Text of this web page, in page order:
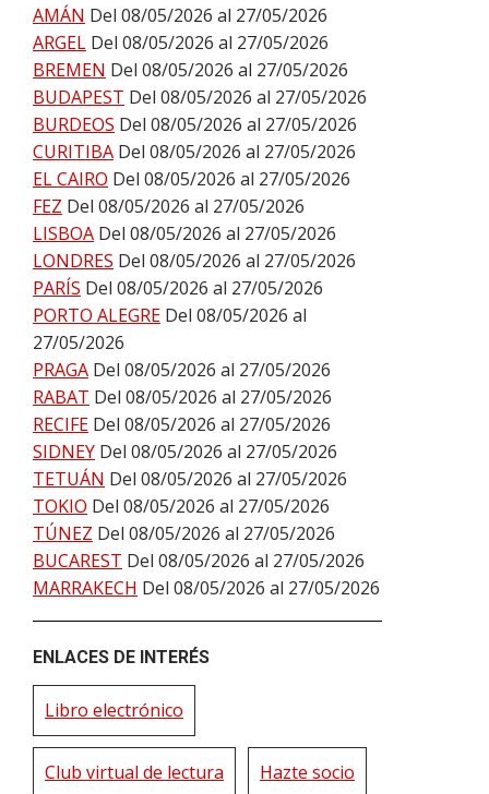
AMÁN Del 08/05/2026 al 27/05/2026
ARGEL Del 08/05/2026 al 27/05/2026
BREMEN Del 08/05/2026 al 27/05/2026
BUDAPEST Del 08/05/2026 al 27/05/2026
BURDEOS Del 08/05/2026 al 27/05/2026
CURITIBA Del 08/05/2026 al 27/05/2026
EL CAIRO Del 08/05/2026 al 27/05/2026
FEZ Del 08/05/2026 al 27/05/2026
LISBOA Del 08/05/2026 al 27/05/2026
LONDRES Del 08/05/2026 al 27/05/2026
PARÍS Del 08/05/2026 al 27/05/2026
PORTO ALEGRE Del 08/05/2026 al
27/05/2026
PRAGA Del 08/05/2026 al 27/05/2026
RABAT Del 08/05/2026 al 27/05/2026
RECIFE Del 08/05/2026 al 27/05/2026
SIDNEY Del 08/05/2026 al 27/05/2026
TETUÁN Del 08/05/2026 al 27/05/2026
TOKIO Del 08/05/2026 al 27/05/2026
TÚNEZ Del 08/05/2026 al 27/05/2026
BUCAREST Del 08/05/2026 al 27/05/2026
MARRAKECH Del 08/05/2026 al 27/05/2026
ENLACES DE INTERÉS
Libro electrónico
Club virtual de lectura Hazte socio